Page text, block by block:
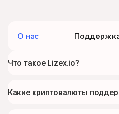
О нас
Что такое Lizex.io?
Какие криптовалюты